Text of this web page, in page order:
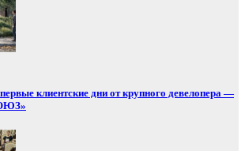
клиентские дни от крупного девелопера —